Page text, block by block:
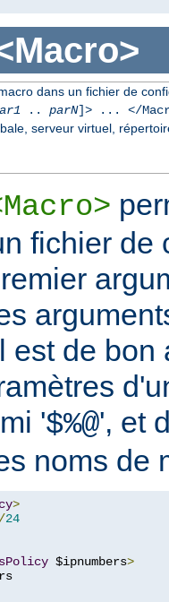
dans un fichier de
.. parN]> ... </
serveur virtuel,
fichier de
est de
'$%@', et
noms de
>
/24
$ipnumbers>